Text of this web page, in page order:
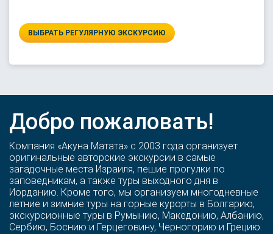
ВЫБРАТЬ РЕГУЛЯРНУЮ ЭКСКУРСИЮ
Добро пожаловать!
Компания «Акуна Матата» с 2003 года организует
оригинальные авторские экскурсии в самые
загадочные места Израиля, пешие прогулки по
заповедникам, а также туры выходного дня в
Иорданию. Кроме того, мы организуем многодневные
летние и зимние туры на горные курорты в Болгарию,
экскурсионные туры в Румынию, Македонию, Албанию,
Сербию, Боснию и Герцеговину, Черногорию и Грецию.